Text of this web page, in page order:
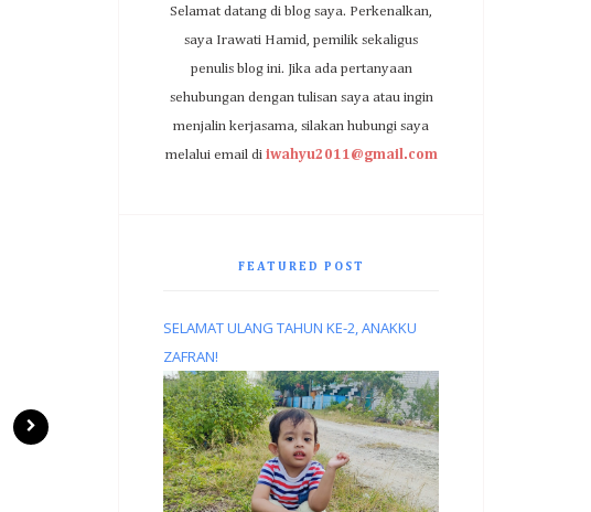
Selamat datang di blog saya. Perkenalkan,
saya Irawati Hamid, pemilik sekaligus
penulis blog ini. Jika ada pertanyaan
sehubungan dengan tulisan saya atau ingin
menjalin kerjasama, silakan hubungi saya
melalui email di iwahyu2011@gmail.com
FEATURED POST
SELAMAT ULANG TAHUN KE-2, ANAKKU
ZAFRAN!